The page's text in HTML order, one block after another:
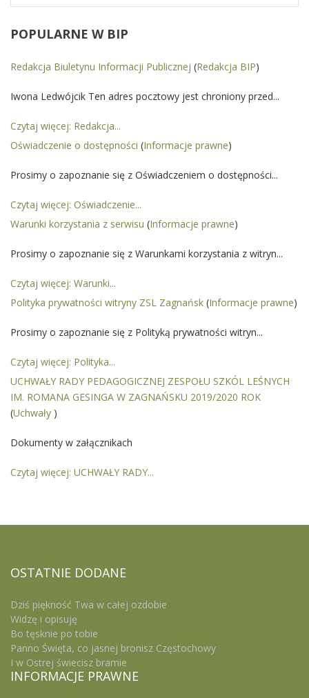
POPULARNE W BIP
Redakcja Biuletynu Informacji Publicznej (Redakcja BIP)
Iwona Ledwójcik Ten adres pocztowy jest chroniony przed...
Czytaj więcej: Redakcja...
Oświadczenie o dostępności (Informacje prawne)
Prosimy o zapoznanie się z Oświadczeniem o dostępności...
Czytaj więcej: Oświadczenie...
Warunki korzystania z serwisu (Informacje prawne)
Prosimy o zapoznanie się z Warunkami korzystania z witryn...
Czytaj więcej: Warunki...
Polityka prywatności witryny ZSL Zagnańsk (Informacje prawne)
Prosimy o zapoznanie się z Polityką prywatności witryn...
Czytaj więcej: Polityka...
UCHWAŁY RADY PEDAGOGICZNEJ ZESPOŁU SZKÓL LEŚNYCH
IM. ROMANA GESINGA W ZAGNAŃSKU 2019/2020 ROK
(Uchwały )
Dokumenty w załącznikach
Czytaj więcej: UCHWAŁY RADY...
OSTATNIE DODANE
Dziś piękność Twa w całej ozdobie
Widzę i opisuję
Bo tęsknie po tobie
Panno Święta, co jasnej bronisz Częstochowy
I w Ostrej świecisz bramie
INFORMACJE PRAWNE